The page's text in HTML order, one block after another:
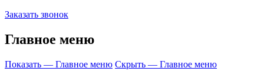
Заказать звонок
Главное меню
Показать — Главное меню Скрыть — Главное меню